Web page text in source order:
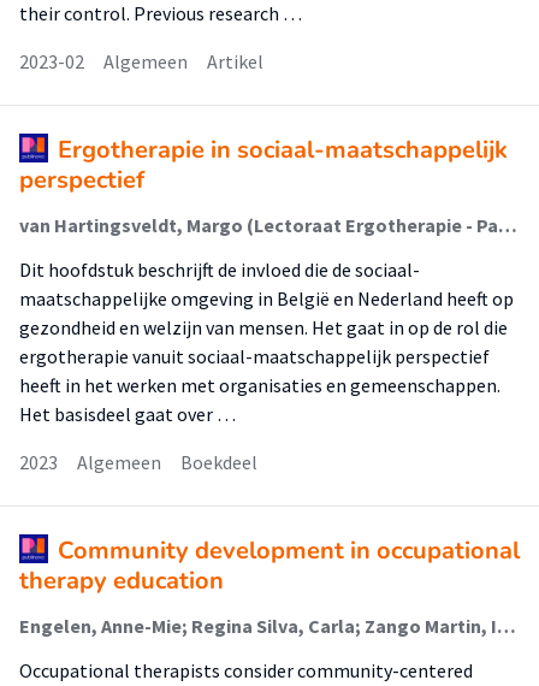
their control. Previous research …
2023-02
Algemeen Artikel
Ergotherapie in sociaal-maatschappelijk
perspectief
van Hartingsveldt, Margo (Lectoraat Ergotherapie - Participatie En Omgeving); Ammeraal, Marion; Engelen, Anne-Mie; van Hartingsveldt, Margo; Kos, Daphne; le Granse, Mieke
Dit hoofdstuk beschrijft de invloed die de sociaal-
maatschappelijke omgeving in België en Nederland heeft op
gezondheid en welzijn van mensen. Het gaat in op de rol die
ergotherapie vanuit sociaal-maatschappelijk perspectief
heeft in het werken met organisaties en gemeenschappen.
Het basisdeel gaat over …
2023
Algemeen Boekdeel
Community development in occupational
therapy education
Engelen, Anne-Mie; Regina Silva, Carla; Zango Martin, Inmaculada; Gracia Cloete, Lizahn; Schiller, Sandra; Nyirankumbuye Kagwiza, Jeanne; Hengelaar, Rieke; Celik, Zeynep; Saúde, Sandra; Raposo, Maria Albertina; Pereira, Nuno; Rodrigues, Ana Isabel
Occupational therapists consider community-centered